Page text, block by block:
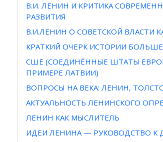
В.И. ЛЕНИН И КРИТИКА
РАЗВИТИЯ
В.И.ЛЕНИН О СОВЕТСКОЙ ВЛАСТИ
КРАТКИЙ ОЧЕРК ИСТОРИИ
СШЕ (СОЕДИНЁННЫЕ ШТАТЫ
ПРИМЕРЕ ЛАТВИИ)
ВОПРОСЫ НА ВЕКА: ЛЕНИН,
АКТУАЛЬНОСТЬ ЛЕНИНСКОГО
ЛЕНИН КАК МЫСЛИТЕЛЬ
ИДЕИ ЛЕНИНА — РУКОВОДСТВО